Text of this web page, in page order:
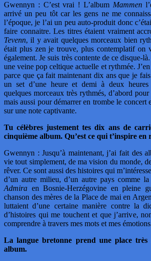
Gwennyn : C’est vrai ! L’album Mammen
arrivé un peu tôt car les gens ne me
l’époque, je l’ai un peu auto-produit donc
faire connaitre. Les titres étaient vraiment
Tevenn, il y avait quelques morceaux bien
était plus zen je trouve, plus contemplatif on
également. Je suis très contente de ce disque-
une veine pop celtique actuelle et rythmée.
parce que ça fait maintenant dix ans que je fais
un set d’une heure et demi à deux
quelques morceaux très rythmés, d’abord
mais aussi pour démarrer en trombe le concert
sur une note captivante.
Tu célèbres justement tes dix ans de
cinquième album. Qu’est ce qui t’inspire en
Gwennyn : Jusqu’à maintenant, j’ai fait des
vie tout simplement, de ma vision du monde,
rêver. Ce sont aussi des histoires qui
d’un autre milieu, d’un autre pays comme
Admira en Bosnie-Herzégovine en pleine
chanson des mères de la Place de mai en
luttaient d’une certaine manière contre la
d’histoires qui me touchent et que j’arrive,
comprendre à travers mes mots et mes
La langue bretonne prend une place
album.